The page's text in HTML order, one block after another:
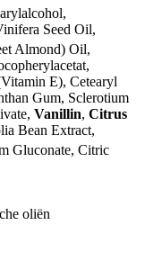
Seed Oil,
Almond) Oil,
E), Cetearyl
Gum, Sclerotium
Vanillin, Citrus
Bean Extract,
Gluconate, Citric
oliën